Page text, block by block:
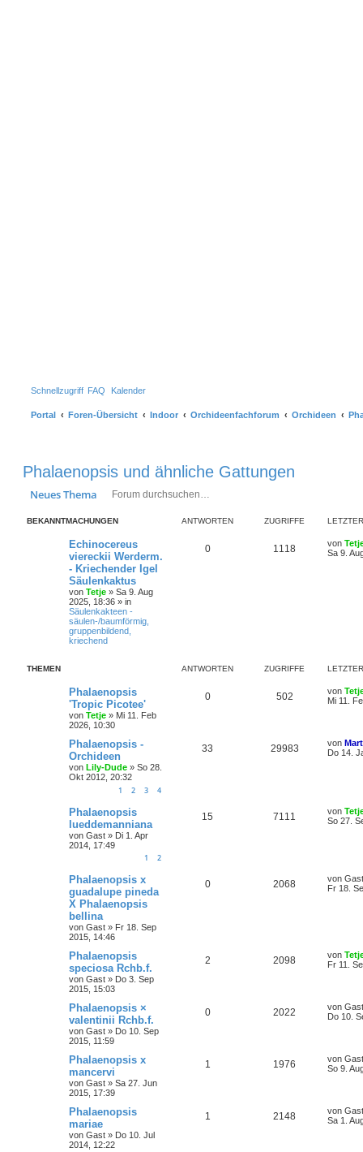
Schnellzugriff FAQ Kalender
Portal Foren-Übersicht Indoor Orchideenfachforum Orchideen
Phalaenopsis und ähnliche Gattungen
Neues Thema
BEKANNTMACHUNGEN ANTWORTEN ZUGRIFFE
Echinocereus
viereckii Werderm.
- Kriechender Igel
Säulenkaktus
von Tetje » Sa 9. Aug
2025, 18:36 » in
Säulenkakteen -
säulen-/baumförmig,
gruppenbildend,
kriechend
0 1118 von
Sa 9.
THEMEN ANTWORTEN ZUGRIFFE
Phalaenopsis
'Tropic Picotee'
von Tetje » Mi 11. Feb
2026, 10:30
0 502 von
Mi 11.
Phalaenopsis -
Orchideen
von Lily-Dude » So 28.
Okt 2012, 20:32
1 2 3 4
33 29983 von
Do 14.
Phalaenopsis
lueddemanniana
von Gast » Di 1. Apr
2014, 17:49
1 2
15 7111 von
So 27.
Phalaenopsis x
guadalupe pineda
X Phalaenopsis
bellina
von Gast » Fr 18. Sep
2015, 14:46
0 2068 von Gast
Fr 18.
Phalaenopsis
speciosa Rchb.f.
von Gast » Do 3. Sep
2015, 15:03
2 2098 von
Fr 11.
Phalaenopsis ×
valentinii Rchb.f.
von Gast » Do 10. Sep
2015, 11:59
0 2022 von Gast
Do 10.
Phalaenopsis x
mancervi
von Gast » Sa 27. Jun
2015, 17:39
1 1976 von Gast
So 9.
Phalaenopsis
mariae
von Gast » Do 10. Jul
2014, 12:22
1 2148 von Gast
Sa 1.